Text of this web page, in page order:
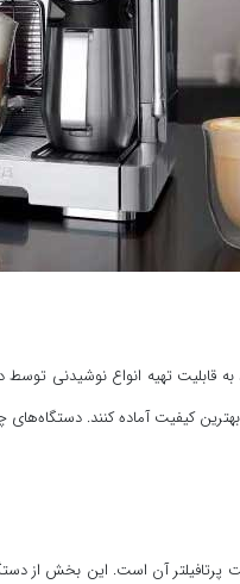
قابلیت تهیه انواع نوشیدنی
بهترین کیفیت آماده کنند.
پرتافیلتر آن است. این بخش از